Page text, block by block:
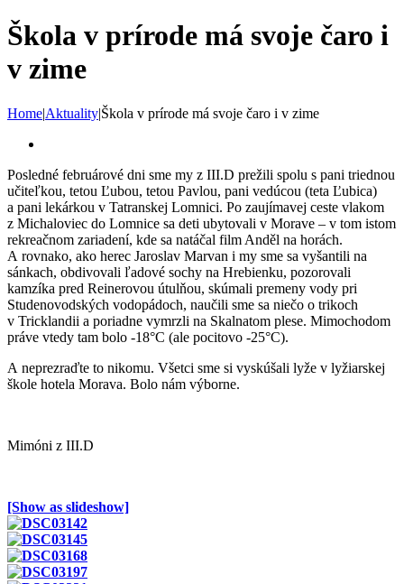
Škola v prírode má svoje čaro i
v zime
Home|Aktuality|Škola v prírode má svoje čaro i v zime
Image
Posledné februárové dni sme my z III.D prežili spolu s pani triednou
učiteľkou, tetou Ľubou, tetou Pavlou, pani vedúcou (teta Ľubica)
a pani lekárkou v Tatranskej Lomnici. Po zaujímavej ceste vlakom
z Michaloviec do Lomnice sa deti ubytovali v Morave – v tom istom
rekreačnom zariadení, kde sa natáčal film Anděl na horách.
A rovnako, ako herec Jaroslav Marvan i my sme sa vyšantili na
sánkach, obdivovali ľadové sochy na Hrebienku, pozorovali
kamzíka pred Reinerovou útulňou, skúmali premeny vody pri
Studenovodských vodopádoch, naučili sme sa niečo o trikoch
v Tricklandii a poriadne vymrzli na Skalnatom plese. Mimochodom
práve vtedy tam bolo -18°C (ale pocitovo -25°C).
A neprezraďte to nikomu. Všetci sme si vyskúšali lyže v lyžiarskej
škole hotela Morava. Bolo nám výborne.
Mimóni z III.D
[Show as slideshow]